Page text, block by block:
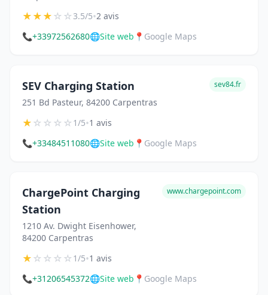
★★★☆☆3.5/5•2 avis
📞+33972562680🌐Site web 📍 Google Maps
SEV Charging Station
251 Bd Pasteur, 84200 Carpentras
sev84.fr
★☆☆☆☆1/5•1 avis
📞+33484511080🌐Site web 📍 Google Maps
ChargePoint Charging
Station
1210 Av. Dwight Eisenhower,
84200 Carpentras
www.chargepoint.com
★☆☆☆☆1/5•1 avis
📞+31206545372🌐Site web 📍 Google Maps